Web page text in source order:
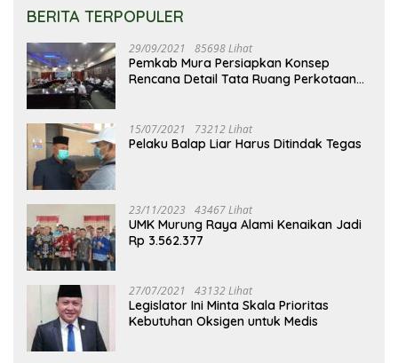
BERITA TERPOPULER
29/09/2021 85698 Lihat
Pemkab Mura Persiapkan Konsep
Rencana Detail Tata Ruang Perkotaan
15/07/2021 73212 Lihat
Pelaku Balap Liar Harus Ditindak Tegas
23/11/2023 43467 Lihat
UMK Murung Raya Alami Kenaikan Jadi
Rp 3.562.377
27/07/2021 43132 Lihat
Legislator Ini Minta Skala Prioritas
Kebutuhan Oksigen untuk Medis